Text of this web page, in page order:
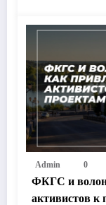
Admin 0
ФКГС и
активистов к